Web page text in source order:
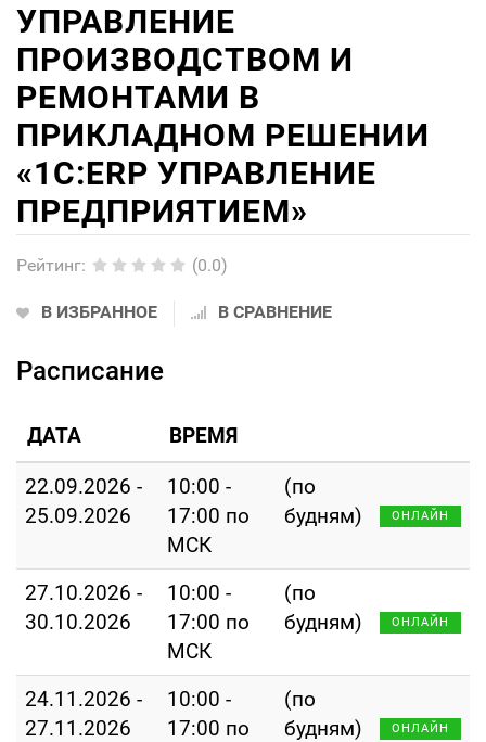
УПРАВЛЕНИЕ
ПРОИЗВОДСТВОМ И
РЕМОНТАМИ В
ПРИКЛАДНОМ РЕШЕНИИ
«1С:ERP УПРАВЛЕНИЕ
ПРЕДПРИЯТИЕМ»
Рейтинг: (0.0)
В ИЗБРАННОЕ В СРАВНЕНИЕ
Расписание
ДАТА ВРЕМЯ
22.09.2026 -
25.09.2026
10:00 -
17:00 по
МСК
(по
будням)
ОНЛАЙН
27.10.2026 -
30.10.2026
10:00 -
17:00 по
МСК
(по
будням)
ОНЛАЙН
24.11.2026 -
27.11.2026
10:00 -
17:00 по
(по
будням)
ОНЛАЙН